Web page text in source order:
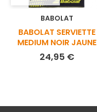
BABOLAT
BABOLAT SERVIETTE
MEDIUM NOIR JAUNE
24,95 €Prix